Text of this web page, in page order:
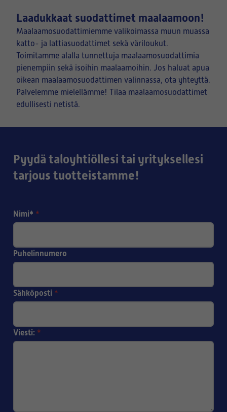
Laadukkaat suodattimet maalaamoon!
Maalaamosuodattimiemme valikoimassa muun muassa
katto- ja lattiasuodattimet sekä väriloukut.
Toimitamme alalla tunnettuja maalaamosuodattimia
pienempiin sekä isoihin maalaamoihin. Jos haluat apua
oikean maalaamosuodattimen valinnassa, ota yhteyttä.
Palvelemme mielellämme! Tilaa maalaamosuodattimet
edullisesti netistä.
Pyydä taloyhtiöllesi tai yrityksellesi
tarjous tuotteistamme!
Nimi* *
Puhelinnumero
Sähköposti *
Viesti: *